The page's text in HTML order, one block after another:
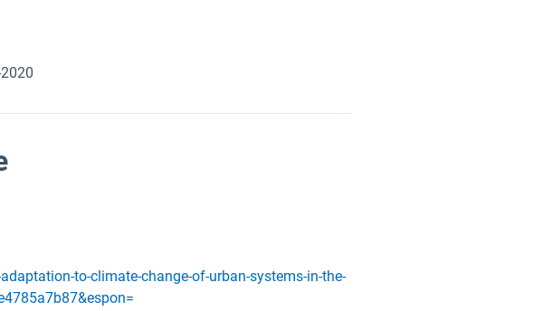
to-climate-change-of-urban-systems-in-the-